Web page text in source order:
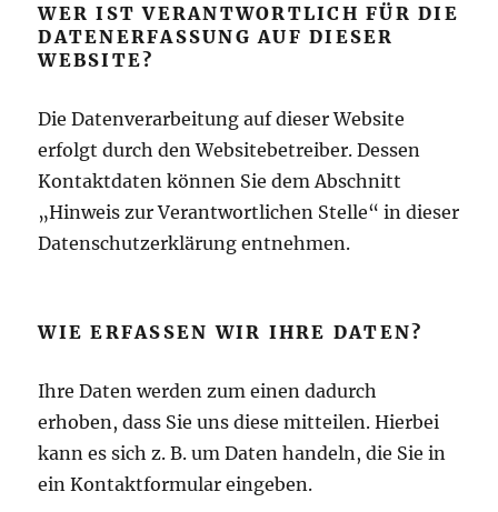
WER IST VERANTWORTLICH FÜR DIE
DATENERFASSUNG AUF DIESER
WEBSITE?
Die Datenverarbeitung auf dieser Website
erfolgt durch den Websitebetreiber. Dessen
Kontaktdaten können Sie dem Abschnitt
„Hinweis zur Verantwortlichen Stelle“ in dieser
Datenschutzerklärung entnehmen.
WIE ERFASSEN WIR IHRE DATEN?
Ihre Daten werden zum einen dadurch
erhoben, dass Sie uns diese mitteilen. Hierbei
kann es sich z. B. um Daten handeln, die Sie in
ein Kontaktformular eingeben.